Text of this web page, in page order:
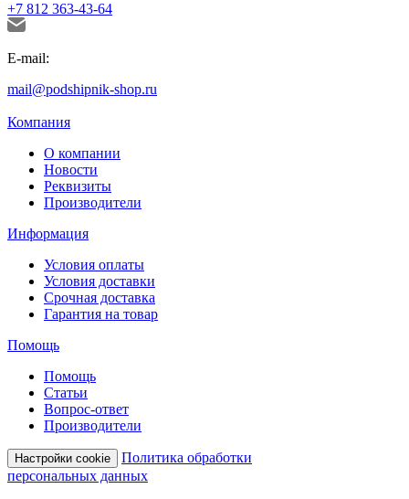
+7 812 363-43-64
E-mail:
mail@podshipnik-shop.ru
Компания
О компании
Новости
Реквизиты
Производители
Информация
Условия оплаты
Условия доставки
Срочная доставка
Гарантия на товар
Помощь
Помощь
Статьи
Вопрос-ответ
Производители
Настройки cookie
Политика обработки
персональных данных